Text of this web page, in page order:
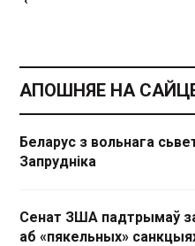
АПОШНЯЕ НА
Беларус з вольнага
Запрудніка
Сенат ЗША падтрымаў
аб «пякельных»